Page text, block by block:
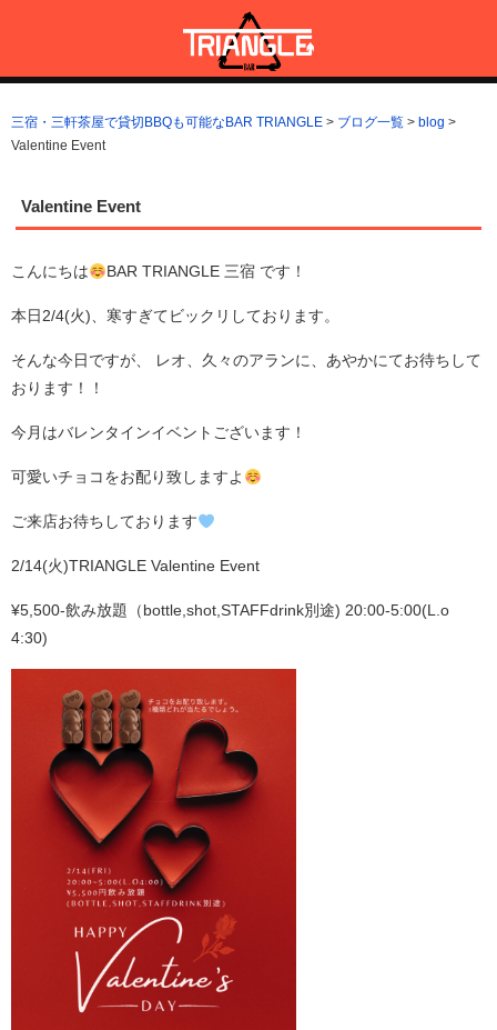
ン
へ
三宿・三軒茶屋で貸切BBQも可能なBAR TRIANGLE
三宿・三軒茶屋A5ランクの貸切BBQも可能なBAR TRIANGLE(バー・
トライアングル)
三宿・三軒茶屋で貸切BBQも可能なBAR TRIANGLE > ブログ一覧 > blog >
Valentine Event
Valentine Event
こんにちは BAR TRIANGLE 三宿 です！
本日2/4(火)、寒すぎてビックリしております。
そんな今日ですが、 レオ、久々のアランに、あやかにてお待ちして
おります！！
今月はバレンタインイベントございます！
可愛いチョコをお配り致しますよ
ご来店お待ちしております
2/14(火)TRIANGLE Valentine Event
¥5,500-飲み放題（bottle,shot,STAFFdrink別途) 20:00-5:00(L.o
4:30)